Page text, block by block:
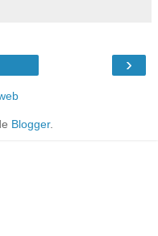
›
Blogger.